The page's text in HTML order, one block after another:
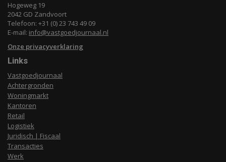
Hogeweg 19
2042 GD Zandvoort
Telefoon: +31 (0) 23 743 49 09
E-mail: info@vastgoedjournaal.nl
Onze privacyverklaring
Links
Vastgoedjournaal
Achtergronden
Woningmarkt
Kantoren
Retail
Logistiek
Juridisch | Fiscaal
Transacties
Werk